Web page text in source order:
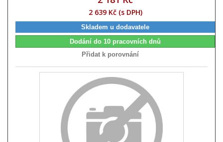
2 639 Kč (s DPH)
Skladem u dodavatele
Dodání do 10 pracovních dnů
Přidat k porovnání